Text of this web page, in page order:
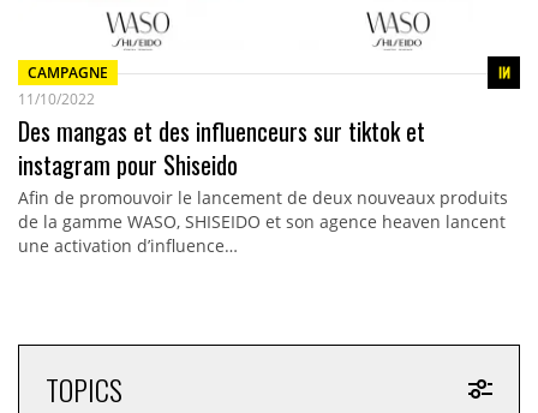
CAMPAGNE
11/10/2022
Des mangas et des influenceurs sur tiktok et
instagram pour Shiseido
Afin de promouvoir le lancement de deux nouveaux produits
de la gamme WASO, SHISEIDO et son agence heaven lancent
une activation d’influence…
TOPICS